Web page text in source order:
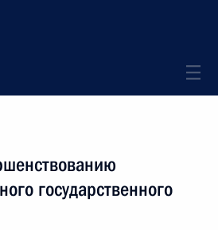
государственного